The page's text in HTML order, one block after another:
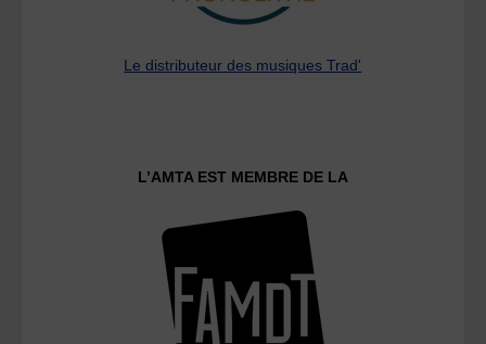
Le distributeur des musiques Trad'
L’AMTA EST MEMBRE DE LA